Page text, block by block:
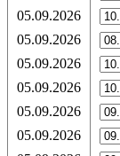
05.09.2026
05.09.2026
05.09.2026
05.09.2026
05.09.2026
05.09.2026